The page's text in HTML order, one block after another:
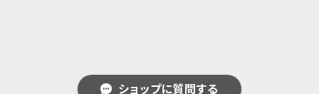
ショップに質問する